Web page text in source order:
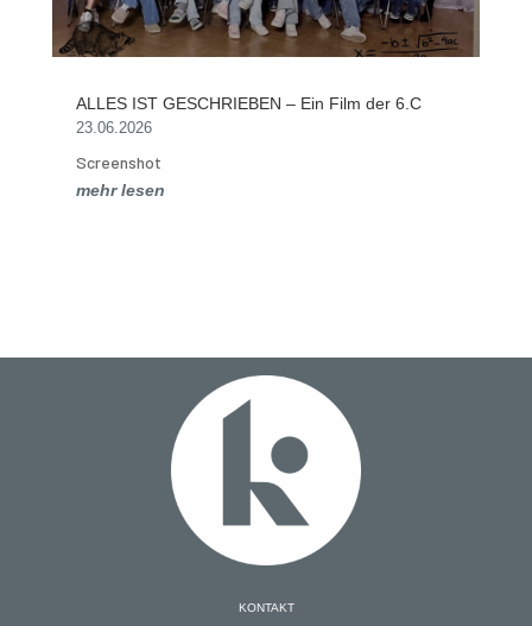
ALLES IST GESCHRIEBEN – Ein Film der 6.C
23.06.2026
Screenshot
mehr lesen
KONTAKT